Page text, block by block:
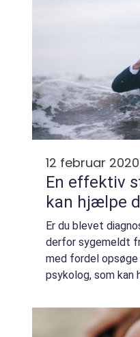
12 februar 2020
En effektiv
kan hjælpe
Er du blevet
derfor sygemeldt
med fordel
psykolog, som kan
med en